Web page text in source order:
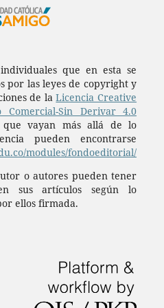
que en esta se
por las leyes de copyright y
de laLicencia Creative
Comercial-Sin Derivar 4.0
que vayan más allá de lo
pueden encontrarse
modules/fondoeditorial/
o autores pueden tener
sus artículos según lo
ellos firmada.